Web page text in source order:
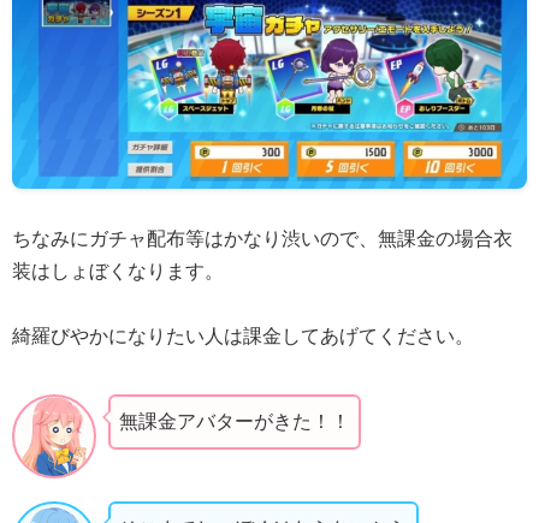
ちなみにガチャ配布等はかなり渋いので、無課金の場合衣
装はしょぼくなります。
綺羅びやかになりたい人は課金してあげてください。
無課金アバターがきた！！